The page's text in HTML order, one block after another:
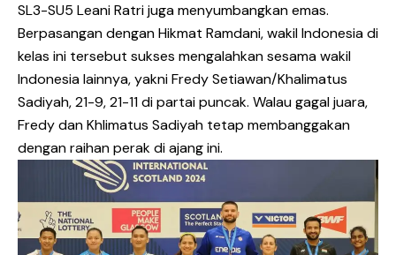
SL3-SU5 Leani Ratri juga menyumbangkan emas.
Berpasangan dengan Hikmat Ramdani, wakil Indonesia di
kelas ini tersebut sukses mengalahkan sesama wakil
Indonesia lainnya, yakni Fredy Setiawan/Khalimatus
Sadiyah, 21-9, 21-11 di partai puncak. Walau gagal juara,
Fredy dan Khlimatus Sadiyah tetap membanggakan
dengan raihan perak di ajang ini.